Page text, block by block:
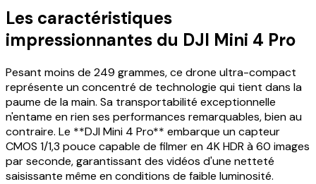
Les caractéristiques
impressionnantes du DJI Mini 4 Pro
Pesant moins de 249 grammes, ce drone ultra-compact
représente un concentré de technologie qui tient dans la
paume de la main. Sa transportabilité exceptionnelle
n'entame en rien ses performances remarquables, bien au
contraire. Le **DJI Mini 4 Pro** embarque un capteur
CMOS 1/1,3 pouce capable de filmer en 4K HDR à 60 images
par seconde, garantissant des vidéos d'une netteté
saisissante même en conditions de faible luminosité.